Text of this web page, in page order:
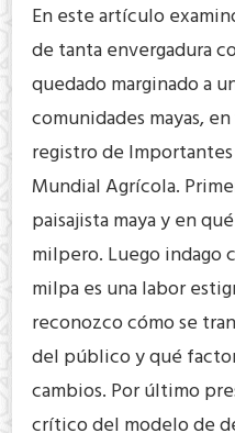
En este artículo
de tanta envergadura
quedado marginado a
comunidades mayas,
registro de
Mundial Agrícola.
paisajista maya y en
milpero. Luego indago
milpa es una labor
reconozco cómo se
del público y qué
cambios. Por último
crítico del modelo de